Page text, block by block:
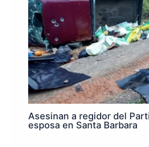
Asesinan a regidor del
esposa en Santa Barbara